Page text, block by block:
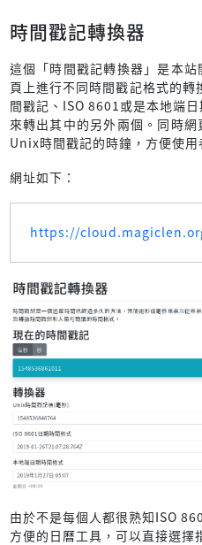
時間戳記轉換器
這個「時間戳記轉換器」是本
頁上進行不同時間戳記格式的
間戳記、ISO 8601或是本地端
來轉出其中的另外兩個。同時
Unix時間戳記的時鐘，方便使用
網址如下：
https://
由於不是每個人都很熟知ISO
方便的日曆工具，可以直接選擇